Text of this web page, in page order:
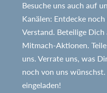
Besuche uns auch auf
Kanälen: Entdecke
Verstand. Beteilige
Mitmach-Aktionen.
uns. Verrate uns, was
noch von uns
eingeladen!